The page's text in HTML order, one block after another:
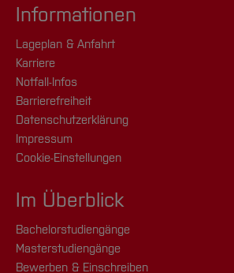
Informationen
Lageplan & Anfahrt
Karriere
Notfall-Infos
Barrierefreiheit
Datenschutzerklärung
Impressum
Cookie-Einstellungen
Im Überblick
Bachelorstudiengänge
Masterstudiengänge
Bewerben & Einschreiben